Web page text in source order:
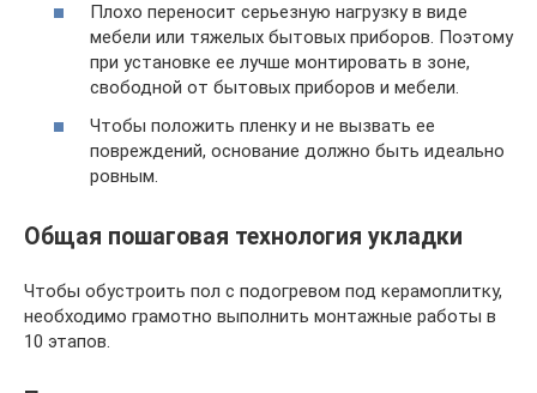
Плохо переносит серьезную нагрузку в виде
мебели или тяжелых бытовых приборов. Поэтому
при установке ее лучше монтировать в зоне,
свободной от бытовых приборов и мебели.
Чтобы положить пленку и не вызвать ее
повреждений, основание должно быть идеально
ровным.
Общая пошаговая технология укладки
Чтобы обустроить пол с подогревом под керамоплитку,
необходимо грамотно выполнить монтажные работы в
10 этапов.